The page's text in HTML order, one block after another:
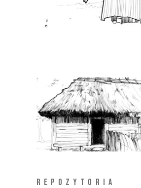
REPOZYTORIA